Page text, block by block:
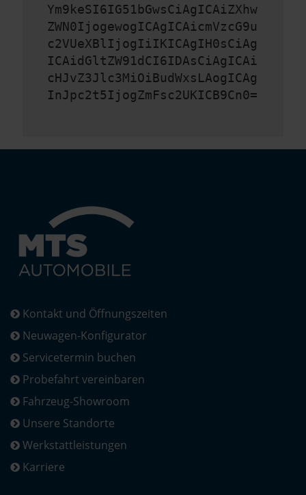
Ym9keSI6IG51bGwsCiAgICAiZXhw
ZWN0IjogewogICAgICAicmVzcG9u
c2VUeXBlIjogIiIKICAgIH0sCiAg
ICAidGltZW91dCI6IDAsCiAgICAi
cHJvZ3Jlc3MiOiBudWxsLAogICAg
InJpc2t5IjogZmFsc2UKICB9Cn0=
Kontakt und Öffnungszeiten
Neuwagen-Konfigurator
Servicetermin buchen
Probefahrt vereinbaren
Fahrzeug-Showroom
Unsere Standorte
Werkstattleistungen
Karriere